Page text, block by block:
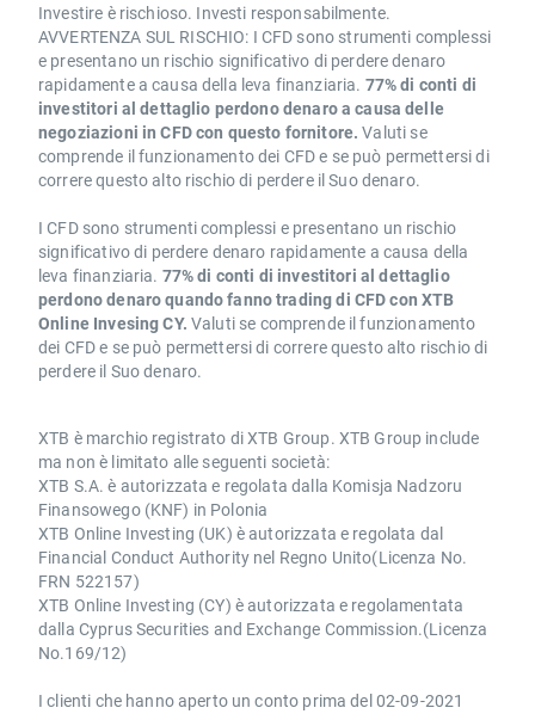
Investire è rischioso. Investi responsabilmente.
AVVERTENZA SUL RISCHIO: I CFD sono strumenti complessi
e presentano un rischio significativo di perdere denaro
rapidamente a causa della leva finanziaria. 77% di conti di
investitori al dettaglio perdono denaro a causa delle
negoziazioni in CFD con questo fornitore. Valuti se
comprende il funzionamento dei CFD e se può permettersi di
correre questo alto rischio di perdere il Suo denaro.
I CFD sono strumenti complessi e presentano un rischio
significativo di perdere denaro rapidamente a causa della
leva finanziaria. 77% di conti di investitori al dettaglio
perdono denaro quando fanno trading di CFD con XTB
Online Invesing CY. Valuti se comprende il funzionamento
dei CFD e se può permettersi di correre questo alto rischio di
perdere il Suo denaro.
XTB è marchio registrato di XTB Group. XTB Group include
ma non è limitato alle seguenti società:
XTB S.A. è autorizzata e regolata dalla Komisja Nadzoru
Finansowego (KNF) in Polonia
XTB Online Investing (UK) è autorizzata e regolata dal
Financial Conduct Authority nel Regno Unito(Licenza No.
FRN 522157)
XTB Online Investing (CY) è autorizzata e regolamentata
dalla Cyprus Securities and Exchange Commission.(Licenza
No.169/12)
I clienti che hanno aperto un conto prima del 02-09-2021